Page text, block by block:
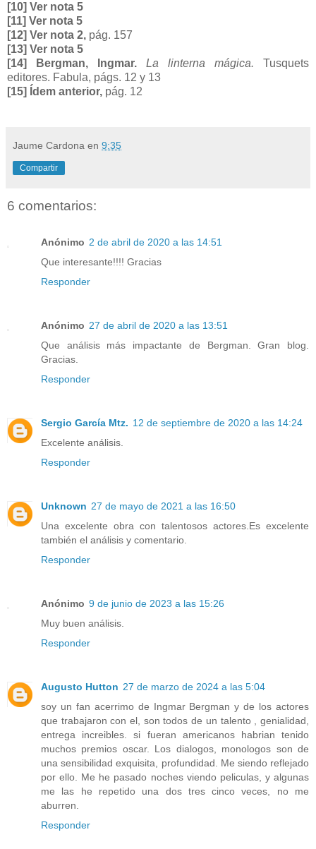
[10] Ver nota 5
[11] Ver nota 5
[12] Ver nota 2, pág. 157
[13] Ver nota 5
[14] Bergman, Ingmar. La linterna mágica. Tusquets
editores. Fabula, págs. 12 y 13
[15] Ídem anterior, pág. 12
Jaume Cardona en 9:35
Compartir
6 comentarios:
Anónimo 2 de abril de 2020 a las 14:51
Que interesante!!!! Gracias
Responder
Anónimo 27 de abril de 2020 a las 13:51
Que análisis más impactante de Bergman. Gran blog.
Gracias.
Responder
Sergio García Mtz. 12 de septiembre de 2020 a las 14:24
Excelente análisis.
Responder
Unknown 27 de mayo de 2021 a las 16:50
Una excelente obra con talentosos actores.Es excelente
también el análisis y comentario.
Responder
Anónimo 9 de junio de 2023 a las 15:26
Muy buen análisis.
Responder
Augusto Hutton 27 de marzo de 2024 a las 5:04
soy un fan acerrimo de Ingmar Bergman y de los actores
que trabajaron con el, son todos de un talento , genialidad,
entrega increibles. si fueran americanos habrian tenido
muchos premios oscar. Los dialogos, monologos son de
una sensibilidad exquisita, profundidad. Me siendo reflejado
por ello. Me he pasado noches viendo peliculas, y algunas
me las he repetido una dos tres cinco veces, no me
aburren.
Responder